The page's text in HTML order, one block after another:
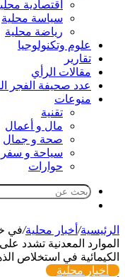
اقتصادية
سياسة محلية
رياضة محلية
علوم وتكنولوجيا
تقارير
مقالات الرأي
عدد صحيفة الفجر
منوعات
تقنية
مال و أعمال
صحة و جمال
سياحة و سفر
حوارات
الرئيسية/ أخبار محلية/في
الموارد المعدنية تشدد
الكيمائية في استخلاص
أخبار محلية